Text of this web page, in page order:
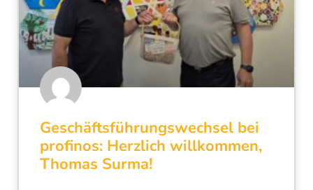
Geschäftsführungswechsel bei
profinos: Herzlich willkommen,
Thomas Surma!